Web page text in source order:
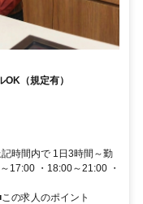
（規定有）
時間内で 1日3時間～勤
17:00 ・18:00～21:00 ・
人のポイント